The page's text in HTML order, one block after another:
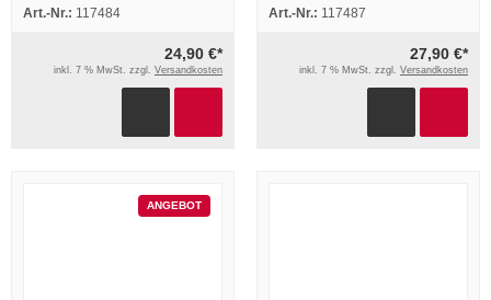
Prospekt 1989/91
Art.-Nr.: 117484
24,90 €*
inkl. 7 % MwSt. zzgl. Versandkosten
Prospekt 1990er Jahre
Art.-Nr.: 117487
27,90 €*
inkl. 7 % MwSt. zzgl. Versandkosten
ANGEBOT